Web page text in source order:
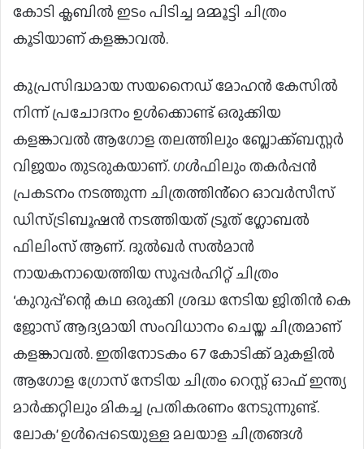
കോടി ക്ലബിൽ ഇടം പിടിച്ച മമ്മൂട്ടി ചിത്രം
കൂടിയാണ് കളങ്കാവൽ.
കുപ്രസിദ്ധമായ സയനൈഡ് മോഹൻ കേസിൽ
നിന്ന് പ്രചോദനം ഉൾക്കൊണ്ട് ഒരുക്കിയ
കളങ്കാവൽ ആഗോള തലത്തിലും ബ്ലോക്ക്ബസ്റ്റർ
വിജയം തുടരുകയാണ്. ഗൾഫിലും തകർപ്പൻ
പ്രകടനം നടത്തുന്ന ചിത്രത്തിൻ്റെ ഓവർസീസ്
ഡിസ്ട്രിബൂഷൻ നടത്തിയത് ട്രൂത് ഗ്ലോബൽ
ഫിലിംസ് ആണ്. ദുൽഖർ സൽമാൻ
നായകനായെത്തിയ സൂപ്പർഹിറ്റ് ചിത്രം
‘കുറുപ്പ്’ന്റെ കഥ ഒരുക്കി ശ്രദ്ധ നേടിയ ജിതിൻ കെ
ജോസ് ആദ്യമായി സംവിധാനം ചെയ്ത ചിത്രമാണ്
കളങ്കാവൽ. ഇതിനോടകം 67 കോടിക്ക് മുകളിൽ
ആഗോള ഗ്രോസ് നേടിയ ചിത്രം റെസ്റ്റ് ഓഫ് ഇന്ത്യ
മാർക്കറ്റിലും മികച്ച പ്രതികരണം നേടുന്നുണ്ട്.
ലോക’ ഉൾപ്പെടെയുള്ള മലയാള ചിത്രങ്ങൾ